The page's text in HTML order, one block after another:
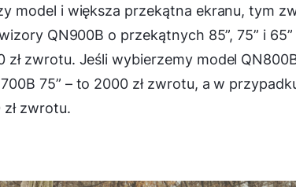
model i większa przekątna ekranu, tym
QN900B o przekątnych 85”, 75” i
zł zwrotu. Jeśli wybierzemy model
75” – to 2000 zł zwrotu, a w
zł zwrotu.